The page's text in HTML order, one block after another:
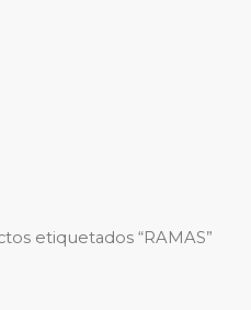
etiquetados “RAMAS”